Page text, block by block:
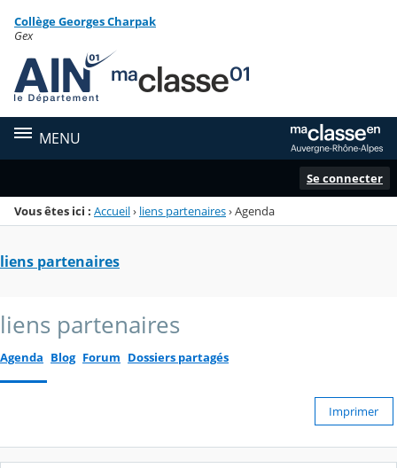
Menu de la rubrique
Contenu
Collège Georges Charpak
Gex
MENU
Se connecter
Vous êtes ici : Accueil› liens partenaires›Agenda
liens partenaires
liens partenaires
Agenda Blog Forum Dossiers partagés
Imprimer